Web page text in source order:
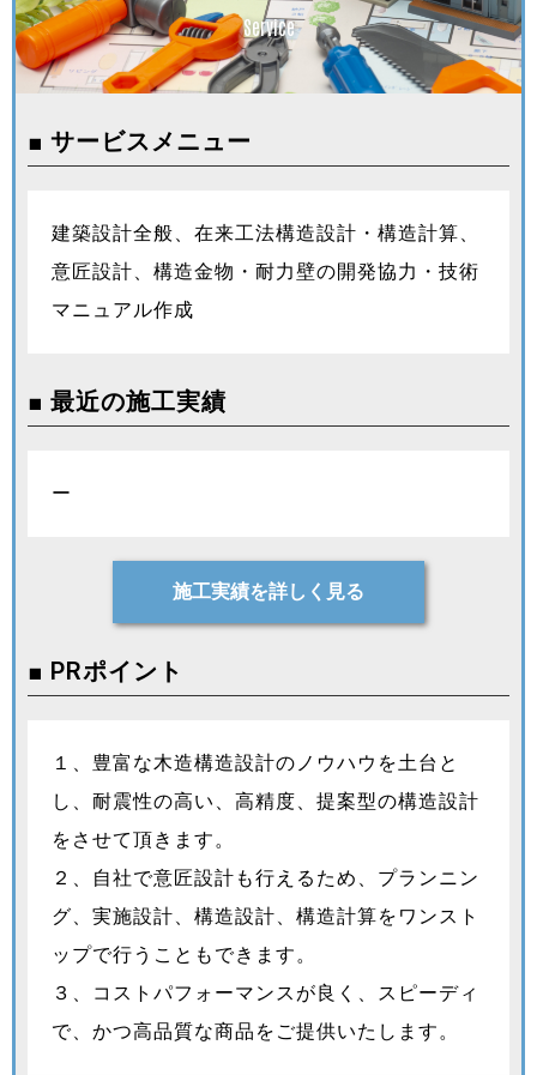
Service
■ サービスメニュー
建築設計全般、在来工法構造設計・構造計算、
意匠設計、構造金物・耐力壁の開発協力・技術
マニュアル作成
■ 最近の施工実績
ー
施工実績を詳しく見る
■ PRポイント
１、豊富な木造構造設計のノウハウを土台と
し、耐震性の高い、高精度、提案型の構造設計
をさせて頂きます。
２、自社で意匠設計も行えるため、プランニン
グ、実施設計、構造設計、構造計算をワンスト
ップで行うこともできます。
３、コストパフォーマンスが良く、スピーディ
で、かつ高品質な商品をご提供いたします。